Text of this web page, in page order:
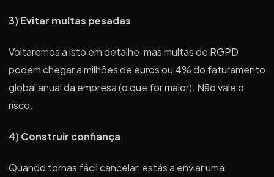
3) Evitar multas pesadas
Voltaremos a isto em detalhe, mas multas de RGPD
podem chegar a milhões de euros ou 4% do faturamento
global anual da empresa (o que for maior). Não vale o
risco.
4) Construir confiança
Quando tornas fácil cancelar, estás a enviar uma